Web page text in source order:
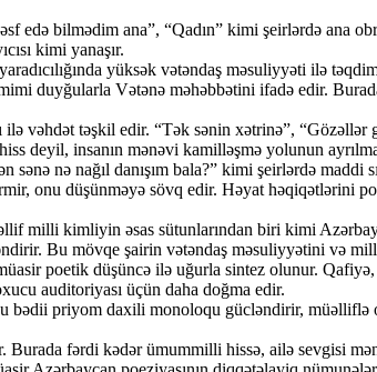
edə bilmədim ana”, “Qadın” kimi şeirlərdə ana
kimi yanaşır.
yüksək vətəndaş məsuliyyəti ilə
duyğularla Vətənə məhəbbətini ifadə edir.
vəhdət təşkil edir. “Tək sənin xətrinə”, “Gözəllər
deyil, insanın mənəvi kamilləşmə yolunun
nə nağıl danışım bala?” kimi şeirlərdə maddi
onu düşünməyə sövq edir. Həyat həqiqətlərini
milli kimliyin əsas sütunlarından biri kimi
Bu mövqe şairin vətəndaş məsuliyyətini və
poetik düşüncə ilə uğurla sintez olunur.
auditoriyası üçün daha doğma edir.
priyom daxili monoloqu gücləndirir, müəlliflə
fərdi kədər ümummilli hissə, ailə sevgisi